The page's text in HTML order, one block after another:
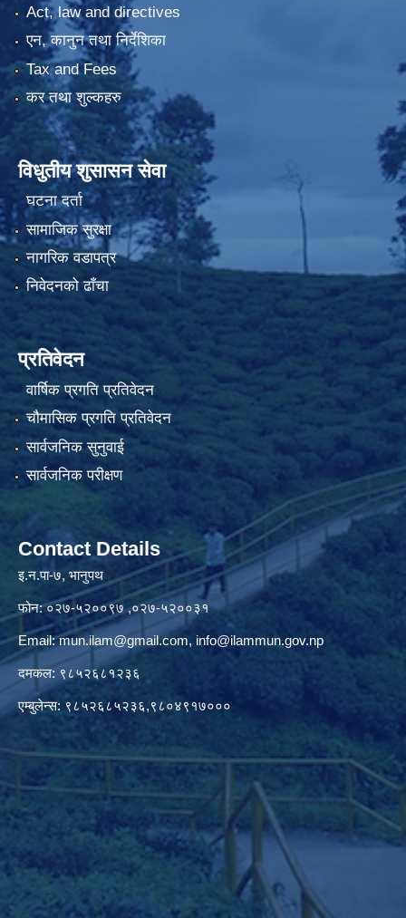
Act, law and directives
एन, कानुन तथा निर्देशिका
Tax and Fees
कर तथा शुल्कहरु
विधुतीय शुसासन सेवा
घटना दर्ता
सामाजिक सुरक्षा
नागरिक वडापत्र
निवेदनको ढाँचा
प्रतिवेदन
वार्षिक प्रगति प्रतिवेदन
चौमासिक प्रगति प्रतिवेदन
सार्वजनिक सुनुवाई
सार्वजनिक परीक्षण
Contact Details
इ.न.पा-७, भानुपथ
फोन: ०२७-५२००९७ ,०२७-५२००३१
Email:mun.ilam@gmail.com, info@ilammun.gov.np
दमकल: ९८५२६८१२३६
एम्बुलेन्स: ९८५२६८५२३६,९८०४९१७०००